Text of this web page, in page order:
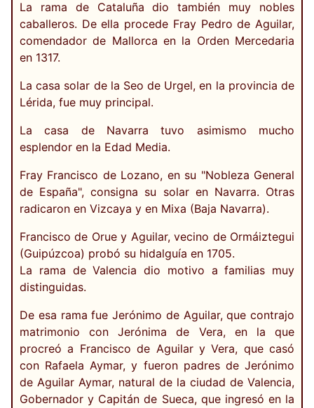
La rama de Cataluña dio también muy nobles
caballeros. De ella procede Fray Pedro de Aguilar,
comendador de Mallorca en la Orden Mercedaria
en 1317.
La casa solar de la Seo de Urgel, en la provincia de
Lérida, fue muy principal.
La casa de Navarra tuvo asimismo mucho
esplendor en la Edad Media.
Fray Francisco de Lozano, en su "Nobleza General
de España", consigna su solar en Navarra. Otras
radicaron en Vizcaya y en Mixa (Baja Navarra).
Francisco de Orue y Aguilar, vecino de Ormáiztegui
(Guipúzcoa) probó su hidalguía en 1705.
La rama de Valencia dio motivo a familias muy
distinguidas.
De esa rama fue Jerónimo de Aguilar, que contrajo
matrimonio con Jerónima de Vera, en la que
procreó a Francisco de Aguilar y Vera, que casó
con Rafaela Aymar, y fueron padres de Jerónimo
de Aguilar Aymar, natural de la ciudad de Valencia,
Gobernador y Capitán de Sueca, que ingresó en la